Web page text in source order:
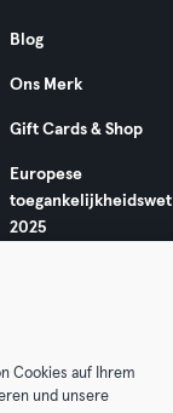
Blog
Ons Merk
Gift Cards & Shop
Europese
toegankelijkheidswet
2025
Cookies auf Ihrem
und unsere